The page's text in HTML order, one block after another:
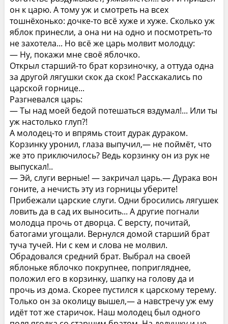
он к царю. А тому уж и смотреть на всех
тошнёхонько: дочке-то всё хуже и хуже. Сколько уж
яблок принесли, а она ни на одно и посмотреть-то
не захотела... Но всё же царь молвит молодцу:
— Ну, покажи мне своё яблочко.
Открыл старший-то брат корзиночку, а оттуда одна
за другой лягушки скок да скок! Расскакались по
царской горнице...
Разгневался царь:
— Ты над моей бедой потешаться вздумал!... Или ты
уж настолько глуп?!
А молодец-то и впрямь стоит дурак дураком.
Корзинку уронил, глаза выпучил,— не поймёт, что
же это приключилось? Ведь корзинку он из рук не
выпускал!..
— Эй, слуги верные! — закричал царь.— Дурака вон
гоните, а нечисть эту из горницы уберите!
Прибежали царские слуги. Одни бросились лягушек
ловить да в сад их выносить... А другие погнали
молодца прочь от дворца. С версту, почитай,
батогами угощали. Вернулся домой старший брат
туча тучей. Ни с кем и слова не молвил.
Обрадовался средний брат. Выбрал на своей
яблоньке яблочко покрупнее, попригляднее,
положил его в корзинку, шапку на голову да и
прочь из дома. Скорее пустился к царскому терему.
Только он за околицу вышел,— а навстречу уж ему
идёт тот же старичок. Наш молодец был одного